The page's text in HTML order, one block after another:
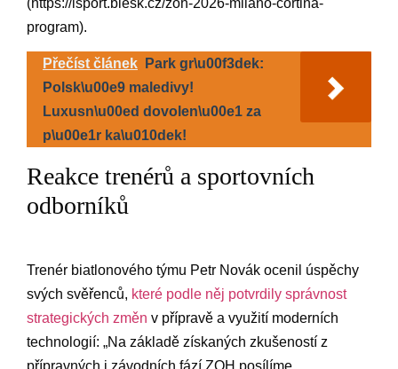
program).
Přečíst článek
Park gr\u00f3dek:
Polsk\u00e9 maledivy!
Luxusn\u00ed dovolen\u00e1 za
p\u00e1r ka\u010dek!
Reakce trenérů a sportovních ​
odborníků
Trenér ⁣biatlonového týmu Petr Novák ocenil ⁣úspěchy​
svých svěřenců, které podle něj potvrdily správnost
‍strategických změn v přípravě a ‌využití moderních
technologií: „Na ⁢základě získaných zkušeností z
přípravných i závodních fází ZOH posílíme